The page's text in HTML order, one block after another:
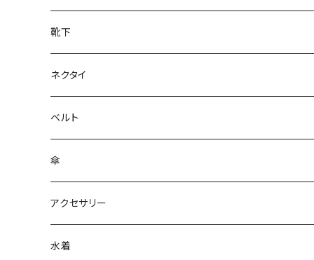
靴下
ネクタイ
ベルト
傘
アクセサリー
水着